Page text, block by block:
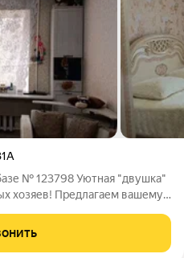
№ 123798 Уютная "двушка"
хозяев! Предлагаем вашему
метров,